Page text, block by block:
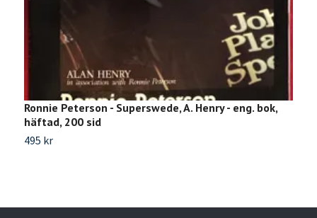
Ronnie Peterson - Superswede, A. Henry - eng. bok,
häftad, 200 sid
495 kr